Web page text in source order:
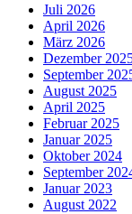
Juli 2026
April 2026
März 2026
Dezember
September
August 2025
April 2025
Februar 2025
Januar 2025
Oktober 2024
September
Januar 2023
August 2022